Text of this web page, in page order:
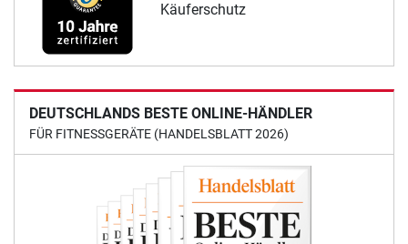
Käuferschutz
DEUTSCHLANDS BESTE ONLINE-HÄNDLER
FÜR FITNESSGERÄTE (HANDELSBLATT 2026)